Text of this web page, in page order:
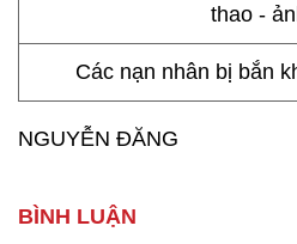
Các nạn nhân bị bắn
NGUYỄN ĐĂNG